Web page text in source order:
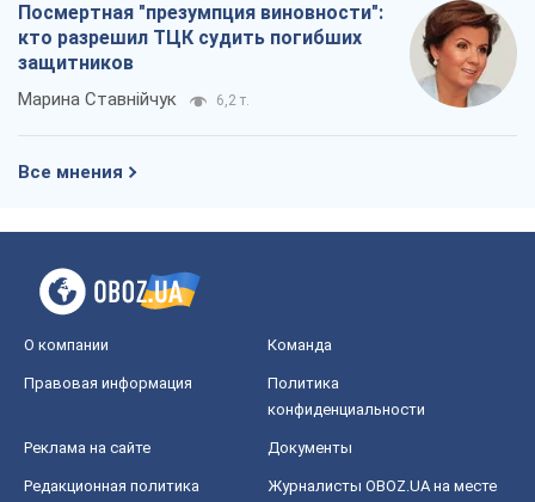
Посмертная "презумпция виновности":
кто разрешил ТЦК судить погибших
защитников
Марина Ставнійчук 6,2 т.
Все мнения
О компании Команда
Правовая информация
Политика
конфиденциальности
Реклама на сайте Документы
Редакционная политика
Журналисты OBOZ.UA на месте